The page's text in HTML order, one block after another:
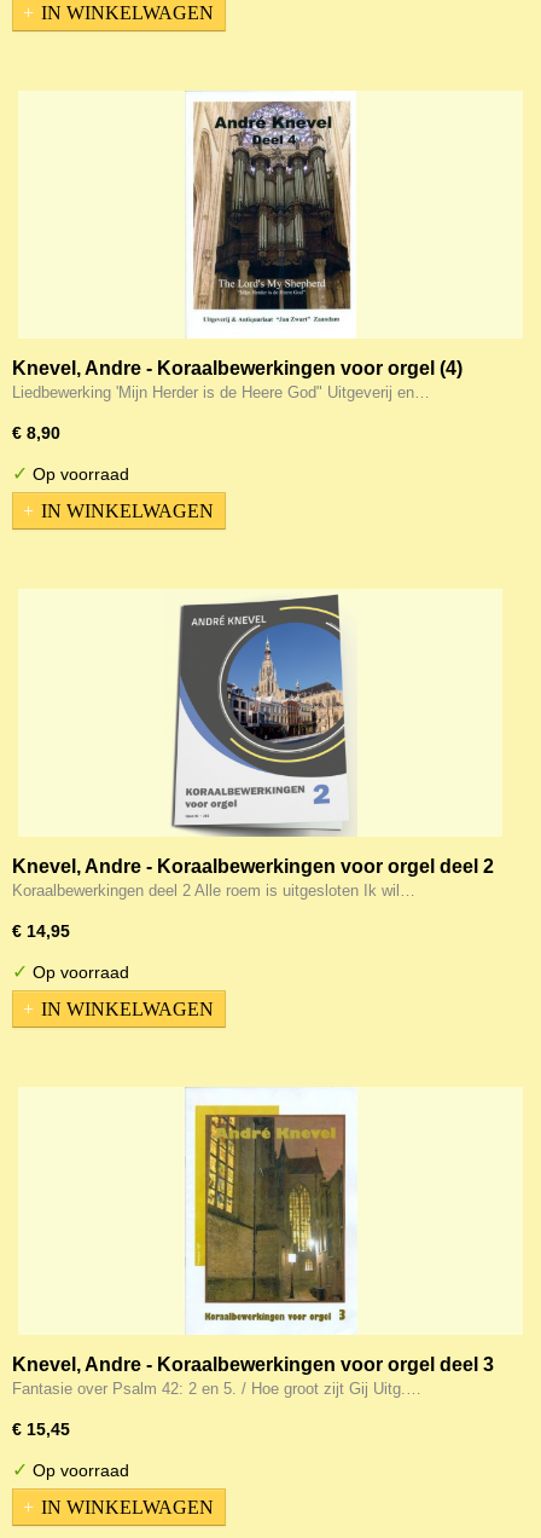
IN WINKELWAGEN
Knevel, Andre - Koraalbewerkingen voor orgel (4)
Liedbewerking 'Mijn Herder is de Heere God" Uitgeverij en…
€ 8,90
✓ Op voorraad
IN WINKELWAGEN
Knevel, Andre - Koraalbewerkingen voor orgel deel 2
Koraalbewerkingen deel 2 Alle roem is uitgesloten Ik wil…
€ 14,95
✓ Op voorraad
IN WINKELWAGEN
Knevel, Andre - Koraalbewerkingen voor orgel deel 3
(Noten)
Fantasie over Psalm 42: 2 en 5. / Hoe groot zijt Gij Uitg.…
€ 15,45
✓ Op voorraad
IN WINKELWAGEN